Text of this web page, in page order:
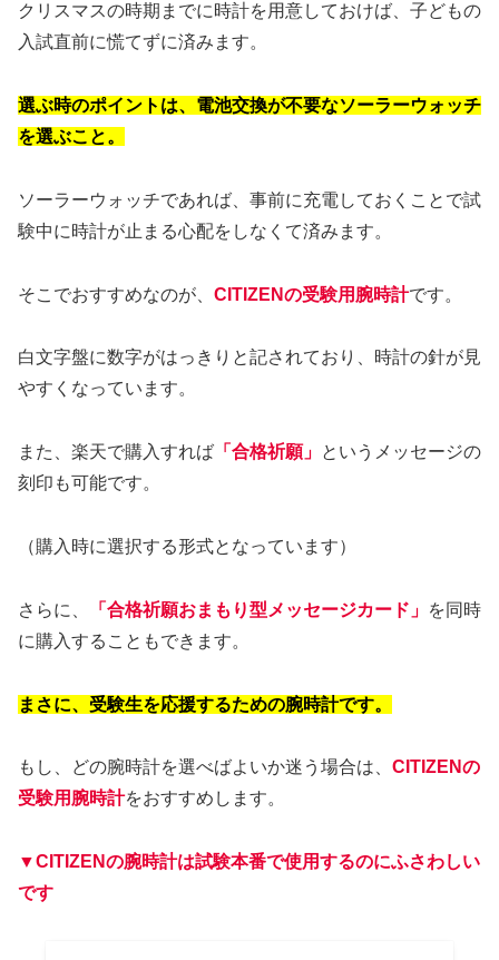
クリスマスの時期までに時計を用意しておけば、子どもの
入試直前に慌てずに済みます。
選ぶ時のポイントは、電池交換が不要なソーラーウォッチ
を選ぶこと。
ソーラーウォッチであれば、事前に充電しておくことで試
験中に時計が止まる心配をしなくて済みます。
そこでおすすめなのが、 CITIZENの受験用腕時計です。
白文字盤に数字がはっきりと記されており、時計の針が見
やすくなっています。
また、楽天で購入すれば 「合格祈願」 というメッセージの
刻印も可能です。
（購入時に選択する形式となっています）
さらに、 「合格祈願おまもり型メッセージカード」 を同時
に購入することもできます。
まさに、受験生を応援するための腕時計です。
もし、どの腕時計を選べばよいか迷う場合は、 CITIZENの
受験用腕時計をおすすめします。
▼CITIZENの腕時計は試験本番で使用するのにふさわしい
です